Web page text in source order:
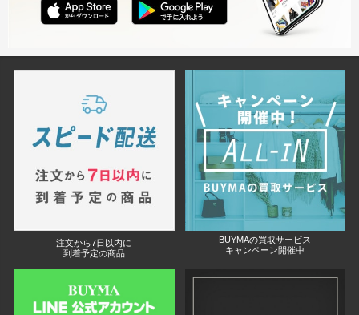
注文から7日以内に
到着予定の商品
BUYMAの買取サービス
キャンペーン開催中